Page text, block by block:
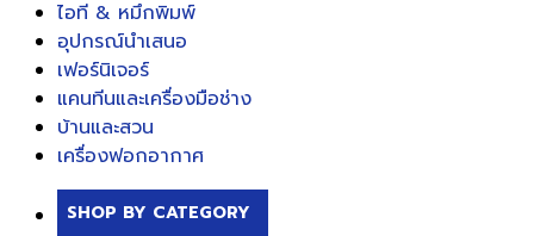
ไอที & หมึกพิมพ์
อุปกรณ์นำเสนอ
เฟอร์นิเจอร์
แคนทีนและเครื่องมือช่าง
บ้านและสวน
เครื่องฟอกอากาศ
SHOP BY CATEGORY